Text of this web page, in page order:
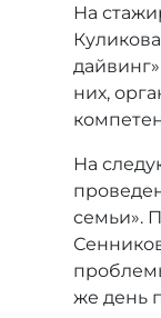
На
них,
На
семьи».
же день